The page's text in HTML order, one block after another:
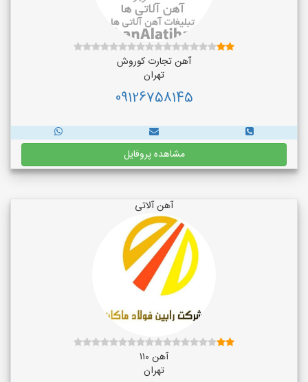
آهن تجارت کوروش
تهران
09126758145
مشاهده پروفایل
آهن آلاتی
آهن ۱۱۰
تهران